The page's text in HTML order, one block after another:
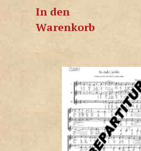
In den
Warenkorb